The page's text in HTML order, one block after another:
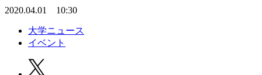
2020.04.01 10:30
大学ニュース
イベント